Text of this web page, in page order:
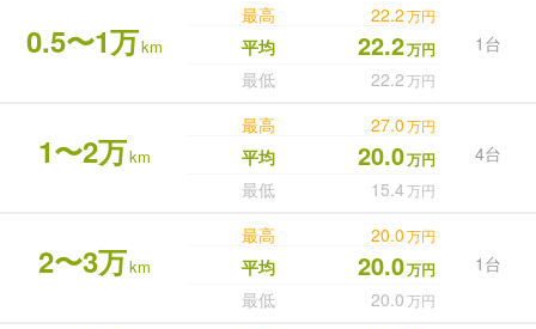
0.5〜1万km
最高 22.2万円
1台
平均 22.2万円
最低 22.2万円
1〜2万km
最高 27.0万円
4台
平均 20.0万円
最低 15.4万円
2〜3万km
最高 20.0万円
1台
平均 20.0万円
最低 20.0万円